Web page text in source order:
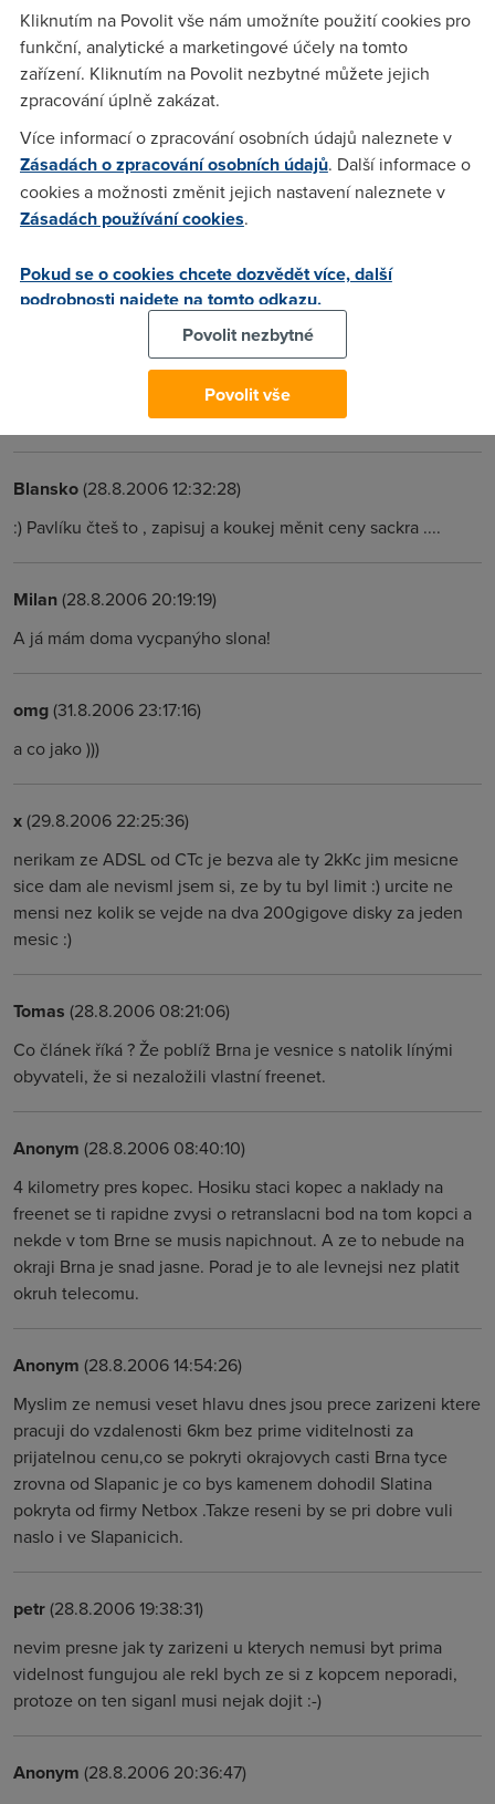
pripojeni i na CZFree. Jen bohuzel v nekterych pripadech se
jedna o SSID VolnyNet.info, nokoliv CZFree (napr. Prace).
free(28.8.2006 07:16:12)
Článek mi mírně zavání podporou ADSL. Jestli chce
poskytovatel WiFi zaplatit paušál na dva roky dopředu tak je
to blázen a moc tomu nevěřím zvlášť při paušálu, který
popisujete. To že si u WiFi zákazník koupí APčko je normální
ADSLkáři si taky kupují modem. Internet pro lidi by měl být
levný a reálně rychlý k ceně což ADSL není. Nejsem žádnej
sociální případ ale abych dával 2000 za 4mBps lajnu a 20GB
dat na měsíc to bych si připadal spíš jak otrok. Jsem na
vesnici technologie 5GHz, 8 mBps, agregace 1: 7, 20 GB limit
Blansko(28.8.2006 12:32:28)
:) Pavlíku čteš to , zapisuj a koukej měnit ceny sackra ....
Milan(28.8.2006 20:19:19)
A já mám doma vycpanýho slona!
omg(31.8.2006 23:17:16)
a co jako )))
x(29.8.2006 22:25:36)
nerikam ze ADSL od CTc je bezva ale ty 2kKc jim mesicne
sice dam ale nevisml jsem si, ze by tu byl limit :) urcite ne
mensi nez kolik se vejde na dva 200gigove disky za jeden
mesic :)
Tomas (28.8.2006 08:21:06)
Co článek říká ? Že poblíž Brna je vesnice s natolik línými
obyvateli, že si nezaložili vlastní freenet.
Anonym (28.8.2006 08:40:10)
4 kilometry pres kopec. Hosiku staci kopec a naklady na
freenet se ti rapidne zvysi o retranslacni bod na tom kopci a
nekde v tom Brne se musis napichnout. A ze to nebude na
okraji Brna je snad jasne. Porad je to ale levnejsi nez platit
okruh telecomu.
Anonym (28.8.2006 14:54:26)
Myslim ze nemusi veset hlavu dnes jsou prece zarizeni ktere
pracuji do vzdalenosti 6km bez prime viditelnosti za
prijatelnou cenu,co se pokryti okrajovych casti Brna tyce
zrovna od Slapanic je co bys kamenem dohodil Slatina
pokryta od firmy Netbox .Takze reseni by se pri dobre vuli
naslo i ve Slapanicich.
petr(28.8.2006 19:38:31)
nevim presne jak ty zarizeni u kterych nemusi byt prima
videlnost fungujou ale rekl bych ze si z kopcem neporadi,
protoze on ten siganl musi nejak dojit :-)
Anonym (28.8.2006 20:36:47)
Kliknutím na Povolit vše nám umožníte použití cookies pro
funkční, analytické a marketingové účely na tomto
zařízení. Kliknutím na Povolit nezbytné můžete jejich
zpracování úplně zakázat.
Více informací o zpracování osobních údajů naleznete v
Zásadách o zpracování osobních údajů. Další informace o
cookies a možnosti změnit jejich nastavení naleznete v
Zásadách používání cookies.
Pokud se o cookies chcete dozvědět více, další
podrobnosti najdete na tomto odkazu.
Povolit nezbytné
Povolit vše